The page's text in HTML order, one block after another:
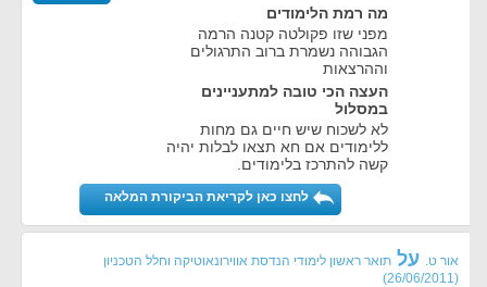
מה רמת הלימודים
מפני שזו פקולטה קטנה הרמה
הגבוהה נשמרת ברוב התרגולים
וההרצאות
העצה הכי טובה למתעניינים
במסלול
לא לשכוח שיש חיים גם מחות
ללימודים אם חא תצאו לבלות יהיה
קשה להתרכז בלימודים.
לחצו כאן לקריאת הביקורת המלאה
אור ט. על תואר ראשון לימודי הנדסת אווירונאוטיקה וחלל הטכניון
(
26/06/2011
)